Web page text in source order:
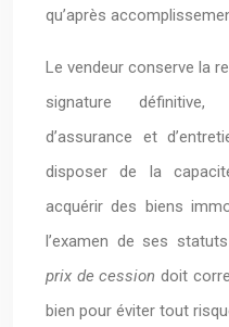
qu’après
Le vendeur conserve la
signature
d’assurance et
disposer de la
acquérir des biens
l’examen de ses
prix de cession doit
bien pour éviter tout